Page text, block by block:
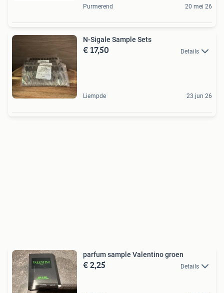
Purmerend 20 mei 26
N-Sigale Sample Sets
€ 17,50 Details
Liempde 23 jun 26
parfum sample Valentino groen
€ 2,25 Details